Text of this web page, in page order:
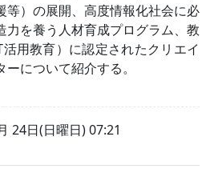
等）の展開、高度情報化社会に必
力を養う人材育成プログラム、教
用教育）に認定されたクリエイ
について紹介する。
24日(日曜日) 07:21